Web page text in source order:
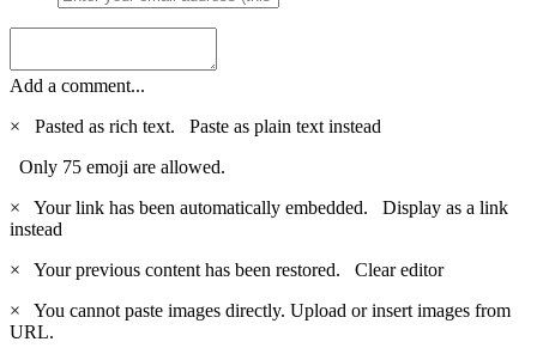
Add a comment...
×
Pasted as rich text. Paste as plain text instead
Only 75 emoji are allowed.
×
Your link has been automatically embedded. Display as a link
instead
×
Your previous content has been restored. Clear editor
×
You cannot paste images directly. Upload or insert images from
URL.